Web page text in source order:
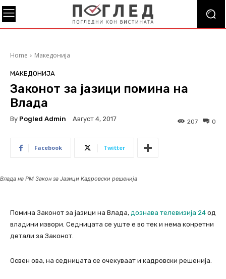
Home Македонија
МАКЕДОНИЈА
Законот за јазици помина на
Влада
By Pogled Admin Август 4, 2017 0
207
Facebook Twitter
Влада на РМ Закон за Јазици Кадровски решенија
Помина Законот за јазици на Влада, дознава телевизија 24 од
владини извори. Седницата се уште е во тек и нема конретни
детали за Законот.
Освен ова, на седницата се очекуваат и кадровски решенија.